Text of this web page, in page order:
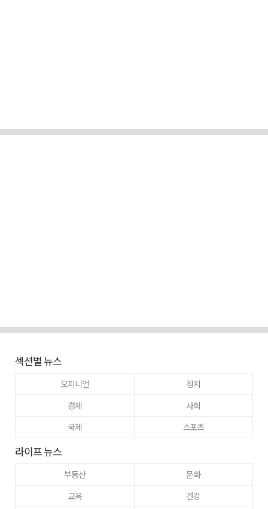
섹션별 뉴스
오피니언
정치
경제
사회
국제
스포츠
라이프 뉴스
부동산
문화
교육
건강